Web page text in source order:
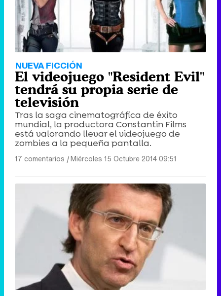
NUEVA FICCIÓN
El videojuego "Resident Evil"
tendrá su propia serie de
televisión
Tras la saga cinematográfica de éxito
mundial, la productora Constantin Films
está valorando llevar el videojuego de
zombies a la pequeña pantalla.
17 comentarios |Miércoles 15 Octubre 2014 09:51